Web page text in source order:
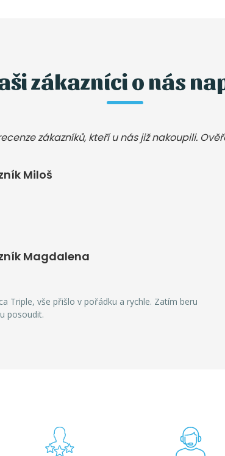
zákazníci o nás
zákazníků, kteří u nás již nakoupili.
Miloš
Magdalena
Triple, vše přišlo v pořádku a rychle. Zatím beru
posoudit.